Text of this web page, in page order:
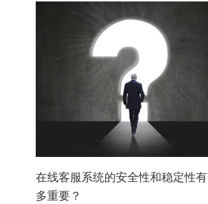
在线客服系统的安全性和稳定性有
多重要？